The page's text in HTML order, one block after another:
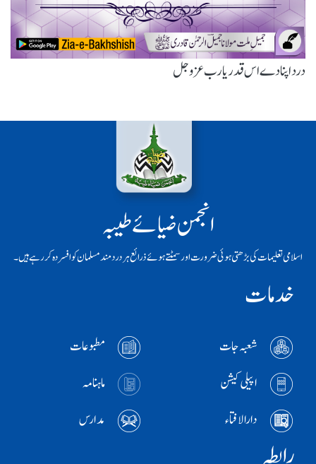
درد اپنا دے اس قدر یارب عزوجل
انجمن ضیائے طیبہ
اسلامی تعلیمات کی بڑھتی ہوئی ضرورت اور سمٹتے ہوئے ذرائع ہر دردمند مسلمان کو افسردہ کر رہے ہیں۔
خدمات
شعبہ جات
مطبوعات
اپیلی کیشن
ماہنامہ
دارالافتاء
مدارس
رابطہ